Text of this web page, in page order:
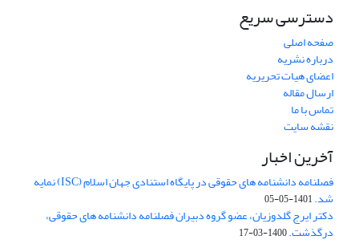
دسترسی سریع
صفحه اصلی
درباره نشریه
اعضای هیات تحریریه
ارسال مقاله
تماس با ما
نقشه سایت
آخرین اخبار
فصلنامه دانشنامه های حقوقی در پایگاه استنادی جهان اسلام (ISC) نمایه
شد.1401-05-05
دکتر ایرج گلدوزیان، عضو گروه دبیران فصلنامه دانشنامه های حقوقی،
درگذشت.1400-03-17